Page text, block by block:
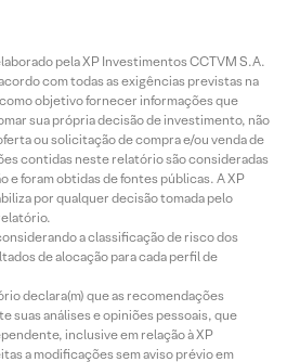
pela XP Investimentos CCTVM S.A.
com todas as exigências previstas na
objetivo fornecer informações que
sua própria decisão de investimento, não
ou solicitação de compra e/ou venda de
contidas neste relatório são consideradas
e foram obtidas de fontes públicas. A XP
por qualquer decisão tomada pelo
a classificação de risco dos
de alocação para cada perfil de
declara(m) que as recomendações
suas análises e opiniões pessoais, que
inclusive em relação à XP
a modificações sem aviso prévio em